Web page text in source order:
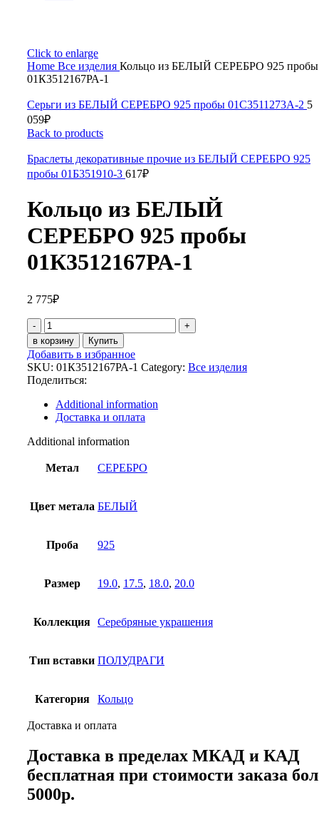
Click to enlarge
Home Все изделия Кольцо из БЕЛЫЙ СЕРЕБРО 925 пробы
01К3512167РА-1
Серьги из БЕЛЫЙ СЕРЕБРО 925 пробы 01С3511273А-2 5
059₽
Back to products
Браслеты декоративные прочие из БЕЛЫЙ СЕРЕБРО 925
пробы 01Б351910-3 617₽
Кольцо из БЕЛЫЙ
СЕРЕБРО 925 пробы
01К3512167РА-1
2 775₽
Кольцо
из
БЕЛЫЙ
СЕРЕБРО
925
пробы
01К3512167РА-1
quantity
в корзину Купить
Добавить в избранное
SKU: 01К3512167РА-1 Category: Все изделия
Поделиться:
Additional information
Доставка и оплата
Additional information
Метал СЕРЕБРО
Цвет метала БЕЛЫЙ
Проба 925
Размер 19.0, 17.5, 18.0, 20.0
Коллекция Серебряные украшения
Тип вставки ПОЛУДРАГИ
Категория Кольцо
Доставка и оплата
Доставка в пределах МКАД и КАД
бесплатная при стоимости заказа
5000р.